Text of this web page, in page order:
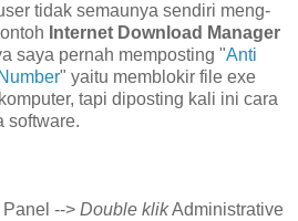
tidak semaunya sendiri meng-
Internet Download Manager
saya pernah memposting "Anti
" yaitu memblokir file exe
tapi diposting kali ini cara
software.
--> Double klikAdministrative